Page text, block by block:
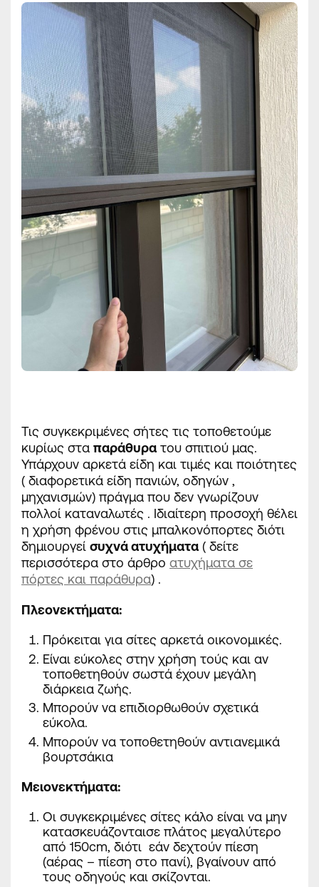
Τις συγκεκριμένες σήτες τις τοποθετούμε
κυρίως στα παράθυρα του σπιτιού μας.
Υπάρχουν αρκετά είδη και τιμές και ποιότητες
( διαφορετικά είδη πανιών, οδηγών ,
μηχανισμών) πράγμα που δεν γνωρίζουν
πολλοί καταναλωτές . Ιδιαίτερη προσοχή θέλει
η χρήση φρένου στις μπαλκονόπορτες διότι
δημιουργεί συχνά ατυχήματα ( δείτε
περισσότερα στο άρθρο ατυχήματα σε
πόρτες και παράθυρα) .
Πλεονεκτήματα:
Πρόκειται για σίτες αρκετά οικονομικές.
Είναι εύκολες στην χρήση τούς και αν
τοποθετηθούν σωστά έχουν μεγάλη
διάρκεια ζωής.
Μπορούν να επιδιορθωθούν σχετικά
εύκολα.
Μπορούν να τοποθετηθούν αντιανεμικά
βουρτσάκια
Μειονεκτήματα:
Οι συγκεκριμένες σίτες κάλο είναι να μην
κατασκευάζονταισε πλάτος μεγαλύτερο
από 150cm, διότι εάν δεχτούν πίεση
(αέρας – πίεση στο πανί), βγαίνουν από
τους οδηγούς και σκίζονται.